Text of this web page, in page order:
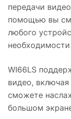
передачи
помощью вы
любого
WI66LS
видео,
сможете
большом